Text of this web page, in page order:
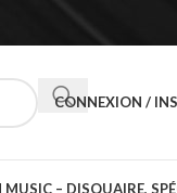
CONNEXION /
MUSIC – DISQUAIRE,